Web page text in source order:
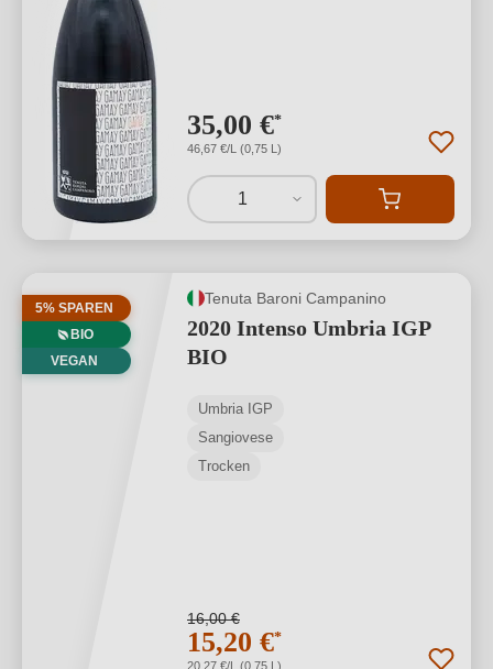
35,00 €*
46,67 €/L (0,75 L)
1
5% SPAREN
BIO
VEGAN
Tenuta Baroni Campanino
2020 Intenso Umbria IGP
BIO
Umbria IGP
Sangiovese
Trocken
16,00 €
15,20 €*
20,27 €/L (0,75 L)